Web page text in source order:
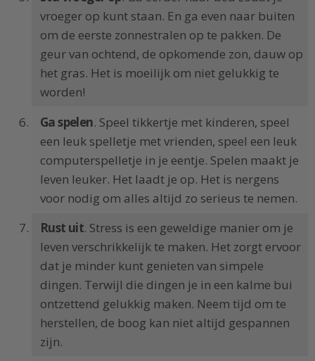
vroeger op kunt staan. En ga even naar buiten
om de eerste zonnestralen op te pakken. De
geur van ochtend, de opkomende zon, dauw op
het gras. Het is moeilijk om niet gelukkig te
worden!
Ga spelen. Speel tikkertje met kinderen, speel
een leuk spelletje met vrienden, speel een leuk
computerspelletje in je eentje. Spelen maakt je
leven leuker. Het laadt je op. Het is nergens
voor nodig om alles altijd zo serieus te nemen.
Rust uit. Stress is een geweldige manier om je
leven verschrikkelijk te maken. Het zorgt ervoor
dat je minder kunt genieten van simpele
dingen. Terwijl die dingen je in een kalme bui
ontzettend gelukkig maken. Neem tijd om te
herstellen, de boog kan niet altijd gespannen
zijn.